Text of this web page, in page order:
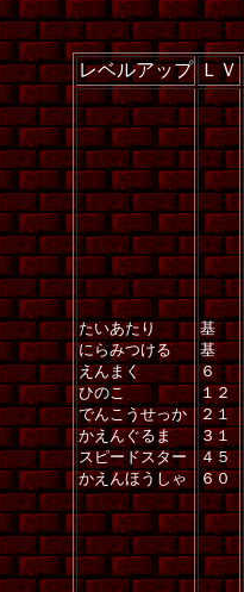
レベルアップ ＬＶ
たいあたり
にらみつける
えんまく
ひのこ
でんこうせっか
かえんぐるま
スピードスター
かえんほうしゃ
基
基
６
１２
２１
３１
４５
６０